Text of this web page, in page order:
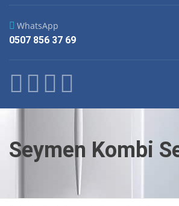
WhatsApp
0507 856 37 69
Seymen Kombi